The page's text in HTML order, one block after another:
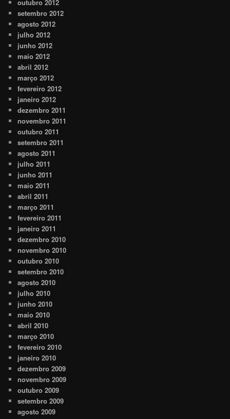
outubro 2012
setembro 2012
agosto 2012
julho 2012
junho 2012
maio 2012
abril 2012
março 2012
fevereiro 2012
janeiro 2012
dezembro 2011
novembro 2011
outubro 2011
setembro 2011
agosto 2011
julho 2011
junho 2011
maio 2011
abril 2011
março 2011
fevereiro 2011
janeiro 2011
dezembro 2010
novembro 2010
outubro 2010
setembro 2010
agosto 2010
julho 2010
junho 2010
maio 2010
abril 2010
março 2010
fevereiro 2010
janeiro 2010
dezembro 2009
novembro 2009
outubro 2009
setembro 2009
agosto 2009